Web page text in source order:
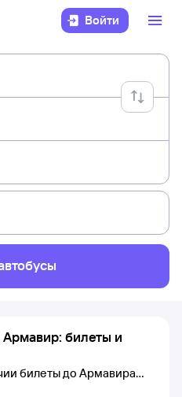
Войти
билеты и
билеты до Армавира